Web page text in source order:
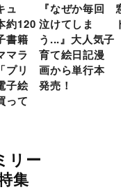
ュ
約120
書籍
ラ
プリ
子絵
って
『なぜか毎回
泣けてしま
う...』大人気子
育て絵日記漫
画から単行本
発売！
リー
集